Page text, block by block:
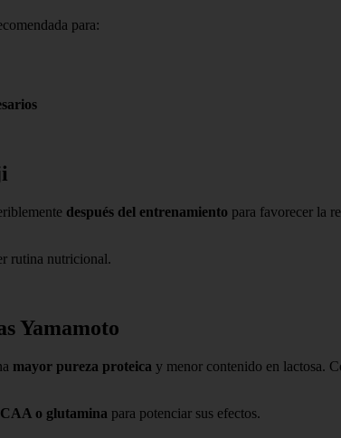
para:
después del entrenamiento para favorecer la
rutina nutricional.
Yamamoto
mayor pureza proteica y menor contenido en lactosa.
o glutamina para potenciar sus efectos.